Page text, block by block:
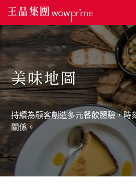
關於王品
美味地圖
永續發展
利害關係人
美味地圖
持續為顧客創造多元餐飲體驗，時
關係。